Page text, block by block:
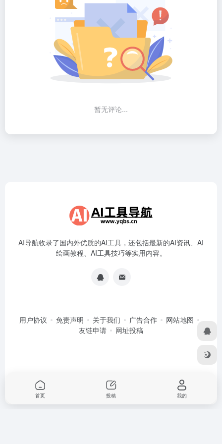
暂无评论...
AI导航收录了国内外优质的AI工具，还包括最新的AI资讯、AI
绘画教程、AI工具技巧等实用内容。
用户协议 免责声明 关于我们 广告合作
网站地图
友链申请
网址投稿
首页 投稿 我的